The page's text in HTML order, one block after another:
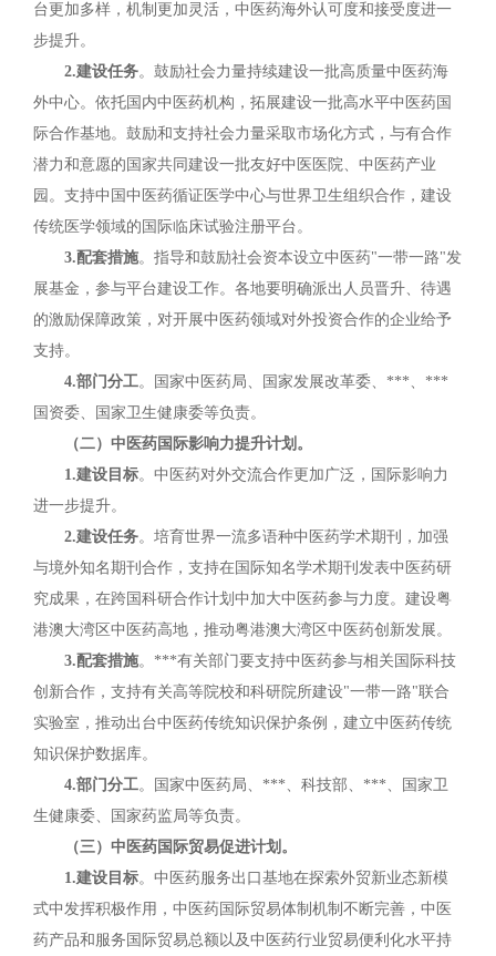
台更加多样，机制更加灵活，中医药海外认可度和接受度进一
步提升。
2.建设任务。鼓励社会力量持续建设一批高质量中医药海
外中心。依托国内中医药机构，拓展建设一批高水平中医药国
际合作基地。鼓励和支持社会力量采取市场化方式，与有合作
潜力和意愿的国家共同建设一批友好中医医院、中医药产业
园。支持中国中医药循证医学中心与世界卫生组织合作，建设
传统医学领域的国际临床试验注册平台。
3.配套措施。指导和鼓励社会资本设立中医药"一带一路"发
展基金，参与平台建设工作。各地要明确派出人员晋升、待遇
的激励保障政策，对开展中医药领域对外投资合作的企业给予
支持。
4.部门分工。国家中医药局、国家发展改革委、***、***
国资委、国家卫生健康委等负责。
（二）中医药国际影响力提升计划。
1.建设目标。中医药对外交流合作更加广泛，国际影响力
进一步提升。
2.建设任务。培育世界一流多语种中医药学术期刊，加强
与境外知名期刊合作，支持在国际知名学术期刊发表中医药研
究成果，在跨国科研合作计划中加大中医药参与力度。建设粤
港澳大湾区中医药高地，推动粤港澳大湾区中医药创新发展。
3.配套措施。***有关部门要支持中医药参与相关国际科技
创新合作，支持有关高等院校和科研院所建设"一带一路"联合
实验室，推动出台中医药传统知识保护条例，建立中医药传统
知识保护数据库。
4.部门分工。国家中医药局、***、科技部、***、国家卫
生健康委、国家药监局等负责。
（三）中医药国际贸易促进计划。
1.建设目标。中医药服务出口基地在探索外贸新业态新模
式中发挥积极作用，中医药国际贸易体制机制不断完善，中医
药产品和服务国际贸易总额以及中医药行业贸易便利化水平持